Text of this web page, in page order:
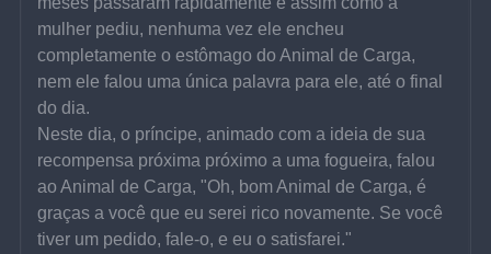
mulher pediu, nenhuma vez ele encheu
completamente o estômago do Animal de Carga,
nem ele falou uma única palavra para ele, até o final
do dia.
Neste dia, o príncipe, animado com a ideia de sua
recompensa próxima próximo a uma fogueira, falou
ao Animal de Carga, "Oh, bom Animal de Carga, é
graças a você que eu serei rico novamente. Se você
tiver um pedido, fale-o, e eu o satisfarei."